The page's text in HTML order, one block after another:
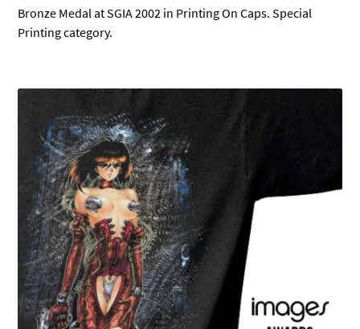
Bronze Medal at SGIA 2002 in Printing On Caps. Special
Printing category.